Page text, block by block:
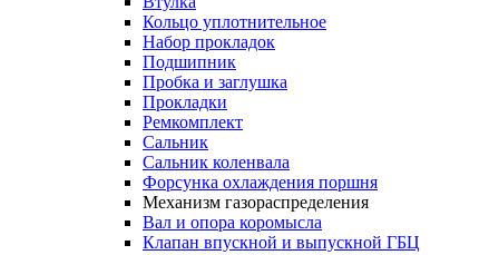
Кольцо уплотнительное
Набор прокладок
Подшипник
Пробка и заглушка
Прокладки
Ремкомплект
Сальник
Сальник коленвала
Форсунка охлаждения поршня
Механизм газораспределения
Вал и опора коромысла
Клапан впускной и выпускной ГБЦ